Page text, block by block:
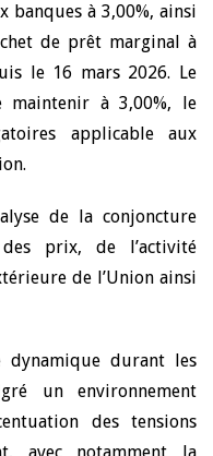
banques à 3,00%, ainsi
de prêt marginal à
le 16 mars 2026. Le
maintenir à 3,00%, le
applicable aux
de la conjoncture
prix, de l’activité
de l’Union ainsi
dynamique durant les
un environnement
des tensions